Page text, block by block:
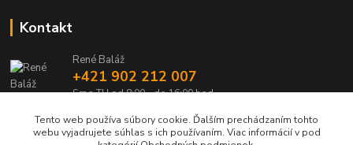
Kontakt
René Baláž
+421 902 212 007
Sme TU od 8:00 - do 16:00 hod
info@kotlik.sk
Tento web používa súbory cookie. Ďalším prechádzaním tohto
webu vyjadrujete súhlas s ich používaním. Viac informácií v pod